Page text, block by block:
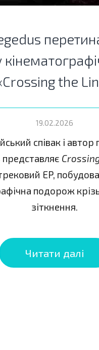
the
19.02.2026
співак і автор
представляє
EP,
подорож
зіткнення.
Читати далі